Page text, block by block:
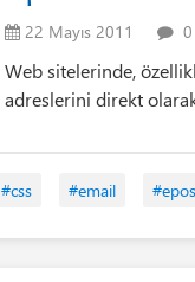
22 Mayıs 2011 0
Web sitelerinde,
adreslerini direkt olarak
#css #email